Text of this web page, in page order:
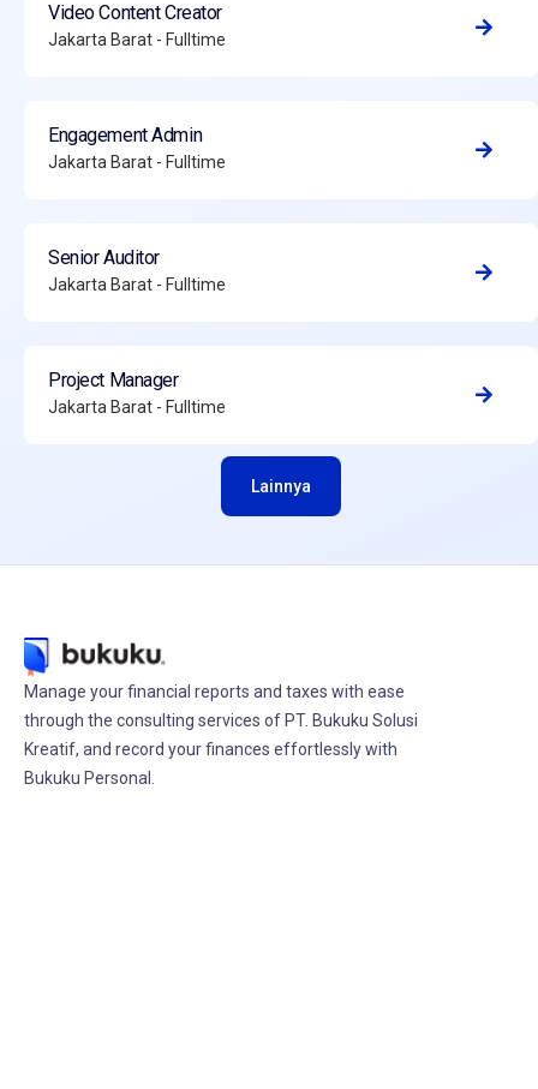
Video Content Creator
Jakarta Barat - Fulltime
Engagement Admin
Jakarta Barat - Fulltime
Senior Auditor
Jakarta Barat - Fulltime
Project Manager
Jakarta Barat - Fulltime
Lainnya
Manage your financial reports and taxes with ease
through the consulting services of PT. Bukuku Solusi
Kreatif, and record your finances effortlessly with
Bukuku Personal.